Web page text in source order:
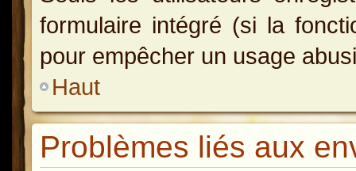
formulaire intégré (si la
pour empêcher un usage
Haut
Problèmes liés aux